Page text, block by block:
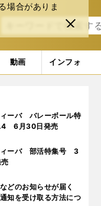
場合がありま
閉じ
る
動画 インフォ
ファイナル制覇
ーバ バレーボール特
6月30日発売
ィーバ 部活特集号 3
どのお知らせが届く
知を受け取る方法につ